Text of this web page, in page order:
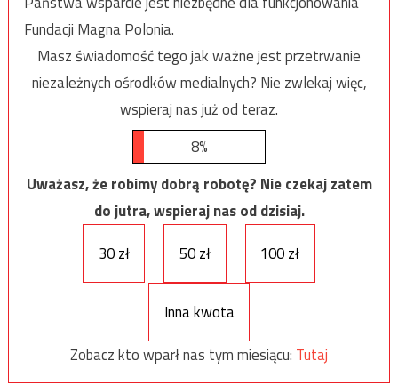
Fundacji Magna Polonia.
Masz świadomość tego jak ważne jest przetrwanie
niezależnych ośrodków medialnych? Nie zwlekaj więc,
wspieraj nas już od teraz.
8%
Uważasz, że robimy dobrą robotę? Nie czekaj zatem
do jutra, wspieraj nas od dzisiaj.
30 zł
50 zł 100 zł
Inna kwota
Zobacz kto wparł nas tym miesiącu: Tutaj